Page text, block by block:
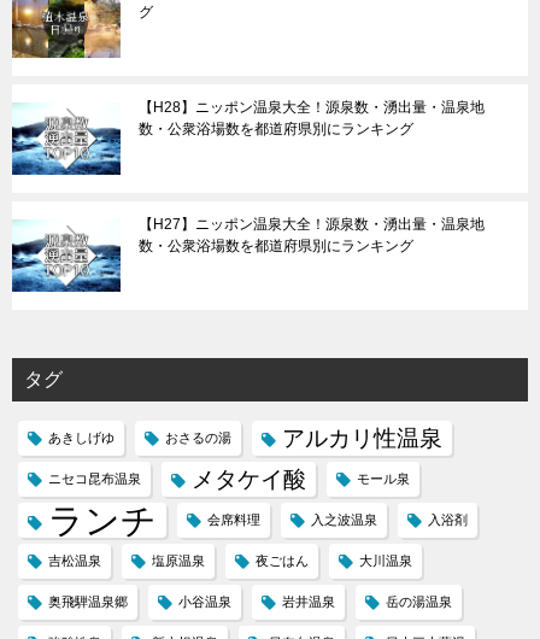
グ
【H28】ニッポン温泉大全！源泉数・湧出量・温泉地
数・公衆浴場数を都道府県別にランキング
【H27】ニッポン温泉大全！源泉数・湧出量・温泉地
数・公衆浴場数を都道府県別にランキング
タグ
あきしげゆ おさるの湯 アルカリ性温泉
ニセコ昆布温泉 メタケイ酸 モール泉
ランチ 会席料理 入之波温泉 入浴剤
吉松温泉 塩原温泉 夜ごはん 大川温泉
奥飛騨温泉郷 小谷温泉 岩井温泉 岳の湯温泉